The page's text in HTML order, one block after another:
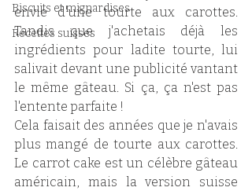
Biscuits et mignardises
Recettes suisses
envie d'une tourte aux carottes.
Tandis que j'achetais déjà les
ingrédients pour ladite tourte, lui
salivait devant une publicité vantant
le même gâteau. Si ça, ça n'est pas
l'entente parfaite !
Cela faisait des années que je n'avais
plus mangé de tourte aux carottes.
Le carrot cake est un célèbre gâteau
américain, mais la version suisse